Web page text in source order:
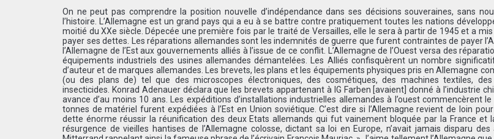
On ne peut pas comprendre la position nouvelle d’indépendance dans ses décisions souveraines, sans
l’histoire. L’Allemagne est un grand pays qui a eu à se battre contre pratiquement toutes les nations
moitié du XXe siècle. Dépecée une première fois par le traité de Versailles, elle le sera à partir de 1945 et a
payer ses dettes. Les réparations allemandes sont les indemnités de guerre que furent contraintes de payer
l’Allemagne de l’Est aux gouvernements alliés à l’issue de ce conflit. L’Allemagne de l’Ouest versa des
équipements industriels des usines allemandes démantelées. Les Alliés confisquèrent un nombre
d’auteur et de marques allemandes. Les brevets, les plans et les équipements physiques pris en Allemagne
(ou des plans de) tel que des microscopes électroniques, des cosmétiques, des machines textiles, des
insecticides. Konrad Adenauer déclara que les brevets appartenant à IG Farben [avaient] donné à l’industrie
avance d’au moins 10 ans. Les expéditions d’installations industrielles allemandes à l’ouest commencèrent
tonnes de matériel furent expédiées à l’Est en Union soviétique. C’est dire si l’Allemagne revient de loin
dette énorme réussir la réunification des deux Etats allemands qui fut vainement bloquée par la France et
résurgence de vieilles hantises de l’Allemagne colosse, dictant sa loi en Europe, n’avait jamais disparu